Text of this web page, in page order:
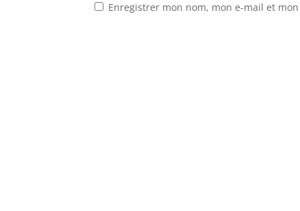
Enregistrer mon nom, mon e-mail et